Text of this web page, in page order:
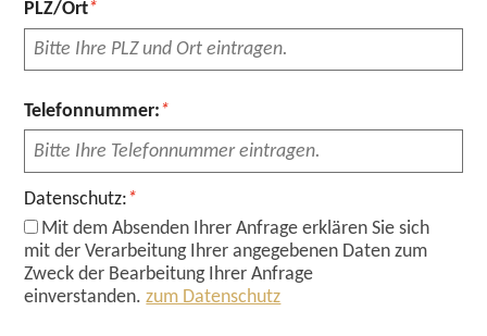
Pflichtfeld
PLZ/Ort*
Pflichtfeld
Telefonnummer:*
Pflichtfeld
Datenschutz:*
Mit dem Absenden Ihrer Anfrage erklären Sie sich
mit der Verarbeitung Ihrer angegebenen Daten zum
Zweck der Bearbeitung Ihrer Anfrage
einverstanden.zum Datenschutz